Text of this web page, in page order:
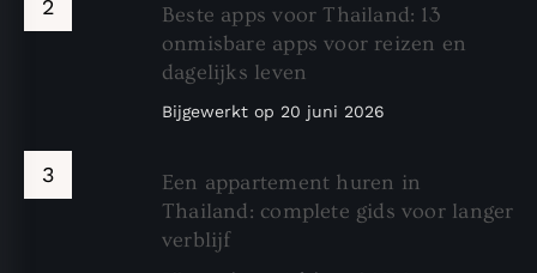
Beste apps voor Thailand: 13
onmisbare apps voor reizen en
dagelijks leven
Bijgewerkt op 20 juni 2026
Een appartement huren in
Thailand: complete gids voor langer
verblijf